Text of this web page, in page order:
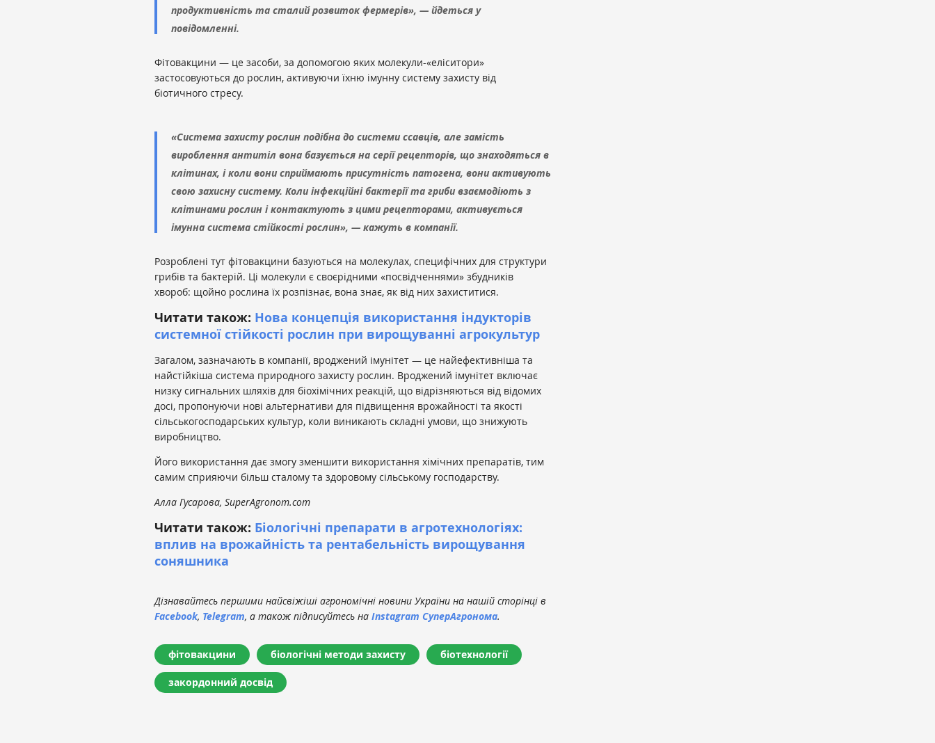
продуктивність та сталий розвиток фермерів», — йдеться у
повідомленні.
Фітовакцини — це засоби, за допомогою яких молекули-«еліситори»
застосовуються до рослин, активуючи їхню імунну систему захисту від
біотичного стресу.
«Система захисту рослин подібна до системи ссавців, але замість
вироблення антитіл вона базується на серії рецепторів, що знаходяться в
клітинах, і коли вони сприймають присутність патогена, вони активують
свою захисну систему. Коли інфекційні бактерії та гриби взаємодіють з
клітинами рослин і контактують з цими рецепторами, активується
імунна система стійкості рослин», — кажуть в компанії.
Розроблені тут фітовакцини базуються на молекулах, специфічних для структури
грибів та бактерій. Ці молекули є своєрідними «посвідченнями» збудників
хвороб: щойно рослина їх розпізнає, вона знає, як від них захиститися.
Читати також: Нова концепція використання індукторів
системної стійкості рослин при вирощуванні агрокультур
Загалом, зазначають в компанії, вроджений імунітет — це найефективніша та
найстійкіша система природного захисту рослин. Вроджений імунітет включає
низку сигнальних шляхів для біохімічних реакцій, що відрізняються від відомих
досі, пропонуючи нові альтернативи для підвищення врожайності та якості
сільськогосподарських культур, коли виникають складні умови, що знижують
виробництво.
Його використання дає змогу зменшити використання хімічних препаратів, тим
самим сприяючи більш сталому та здоровому сільському господарству.
Алла Гусарова, SuperAgronom.com
Читати також: Біологічні препарати в агротехнологіях:
вплив на врожайність та рентабельність вирощування
соняшника
Дізнавайтесь першими найсвіжіші агрономічні новини України на нашій сторінці в
Facebook, Telegram, а також підписуйтесь на Instagram СуперАгронома.
фітовакцини біологічні методи захисту біотехнології
закордонний досвід